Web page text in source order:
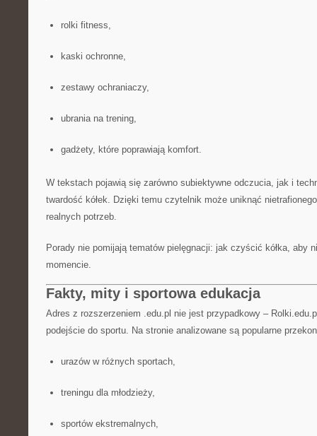
rolki fitness,
kaski ochronne,
zestawy ochraniaczy,
ubrania na trening,
gadżety, które poprawiają komfort.
W tekstach pojawią się zarówno subiektywne odczucia, jak i
twardość kółek. Dzięki temu czytelnik może uniknąć
realnych potrzeb.
Porady nie pomijają tematów pielęgnacji: jak czyścić kółka, aby
momencie.
Fakty, mity i sportowa edukacja
Adres z rozszerzeniem .edu.pl nie jest przypadkowy –
podejście do sportu. Na stronie analizowane są popularne
urazów w różnych sportach,
treningu dla młodzieży,
sportów ekstremalnych,